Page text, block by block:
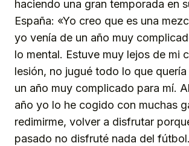
haciendo una gran temporada en
España: «Yo creo que es una
yo venía de un año muy
lo mental. Estuve muy lejos de mi
lesión, no jugué todo lo que
un año muy complicado para mí.
año yo lo he cogido con muchas
redimirme, volver a disfrutar
pasado no disfruté nada del